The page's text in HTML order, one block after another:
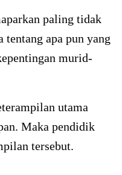
paling tidak
tentang apa pun yang
murid-
utama
Maka pendidik
tersebut.